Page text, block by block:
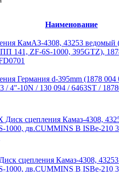
Наименование
КамАЗ-4308, 43253 ведомый
141, ZF-6S-1000, 395GTZ),
Германия d-395mm (1878 004
/ 4"-10N / 130 094 / 6463ST /
Диск сцепления Камаз-4308,
дв.CUMMINS B ISBe-210
сцепления Камаз-4308,
дв.CUMMINS B ISBe-210